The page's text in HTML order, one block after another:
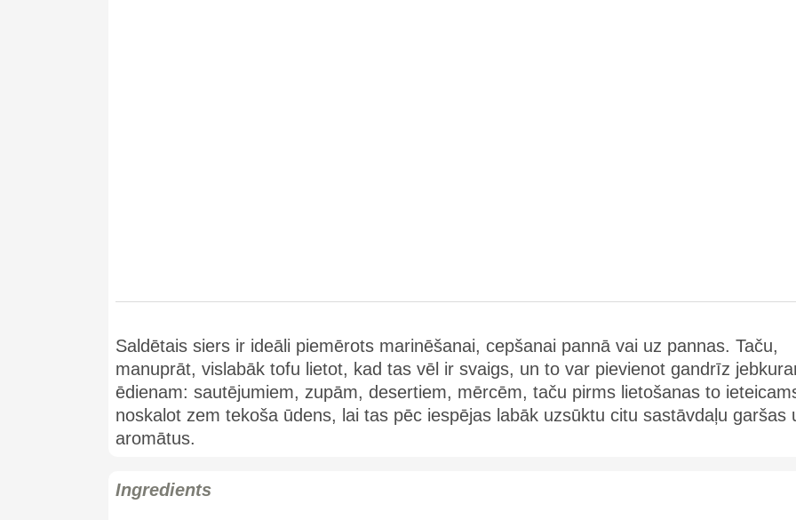
Saldētais siers ir ideāli piemērots marinēšanai, cepšanai pannā vai uz pannas. Taču,
manuprāt, vislabāk tofu lietot, kad tas vēl ir svaigs, un to var pievienot gandrīz
ēdienam: sautējumiem, zupām, desertiem, mērcēm, taču pirms lietošanas to
noskalot zem tekoša ūdens, lai tas pēc iespējas labāk uzsūktu citu sastāvdaļu garšas
aromātus.
Ingredients